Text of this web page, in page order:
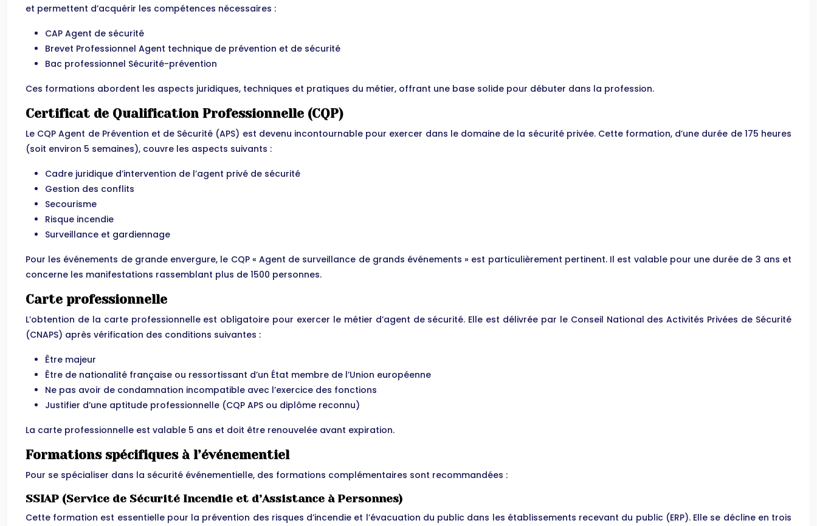
et permettent d’acquérir les compétences nécessaires :
CAP Agent de sécurité
Brevet Professionnel Agent technique de prévention et de sécurité
Bac professionnel Sécurité-prévention
Ces formations abordent les aspects juridiques, techniques et pratiques du métier, offrant une base solide pour débuter dans la profession.
Certificat de Qualification Professionnelle (CQP)
Le CQP Agent de Prévention et de Sécurité (APS) est devenu incontournable pour exercer dans le domaine de la sécurité privée. Cette formation, d’une durée de 175 heures
(soit environ 5 semaines), couvre les aspects suivants :
Cadre juridique d’intervention de l’agent privé de sécurité
Gestion des conflits
Secourisme
Risque incendie
Surveillance et gardiennage
Pour les événements de grande envergure, le CQP « Agent de surveillance de grands événements » est particulièrement pertinent. Il est valable pour une durée de 3 ans et
concerne les manifestations rassemblant plus de 1500 personnes.
Carte professionnelle
L’obtention de la carte professionnelle est obligatoire pour exercer le métier d’agent de sécurité. Elle est délivrée par le Conseil National des Activités Privées de Sécurité
(CNAPS) après vérification des conditions suivantes :
Être majeur
Être de nationalité française ou ressortissant d’un État membre de l’Union européenne
Ne pas avoir de condamnation incompatible avec l’exercice des fonctions
Justifier d’une aptitude professionnelle (CQP APS ou diplôme reconnu)
La carte professionnelle est valable 5 ans et doit être renouvelée avant expiration.
Formations spécifiques à l’événementiel
Pour se spécialiser dans la sécurité événementielle, des formations complémentaires sont recommandées :
SSIAP (Service de Sécurité Incendie et d’Assistance à Personnes)
Cette formation est essentielle pour la prévention des risques d’incendie et l’évacuation du public dans les établissements recevant du public (ERP). Elle se décline en trois